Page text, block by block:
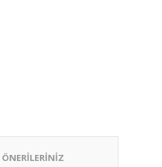
ÖNERİLERİNİZ